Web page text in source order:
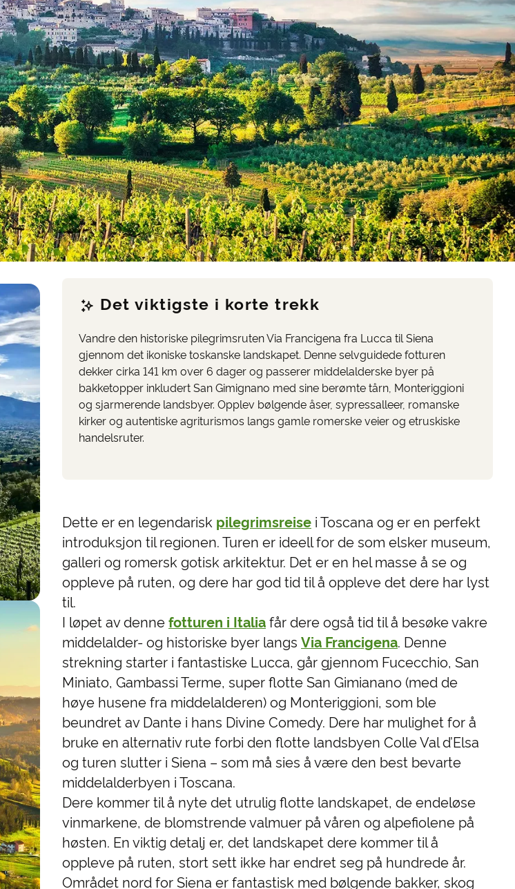
Det viktigste i korte trekk
Vandre den historiske pilegrimsruten Via Francigena fra Lucca til Siena
gjennom det ikoniske toskanske landskapet. Denne selvguidede fotturen
dekker cirka 141 km over 6 dager og passerer middelalderske byer på
bakketopper inkludert San Gimignano med sine berømte tårn, Monteriggioni
og sjarmerende landsbyer. Opplev bølgende åser, sypressalleer, romanske
kirker og autentiske agriturismos langs gamle romerske veier og etruskiske
handelsruter.
Dette er en legendarisk pilegrimsreise i Toscana og er en perfekt
introduksjon til regionen. Turen er ideell for de som elsker museum,
galleri og romersk gotisk arkitektur. Det er en hel masse å se og
oppleve på ruten, og dere har god tid til å oppleve det dere har lyst
til.
I løpet av denne fotturen i Italia får dere også tid til å besøke vakre
middelalder- og historiske byer langs Via Francigena. Denne
strekning starter i fantastiske Lucca, går gjennom Fucecchio, San
Miniato, Gambassi Terme, super flotte San Gimianano (med de
høye husene fra middelalderen) og Monteriggioni, som ble
beundret av Dante i hans Divine Comedy. Dere har mulighet for å
bruke en alternativ rute forbi den flotte landsbyen Colle Val d’Elsa
og turen slutter i Siena – som må sies å være den best bevarte
middelalderbyen i Toscana.
Dere kommer til å nyte det utrulig flotte landskapet, de endeløse
vinmarkene, de blomstrende valmuer på våren og alpefiolene på
høsten. En viktig detalj er, det landskapet dere kommer til å
oppleve på ruten, stort sett ikke har endret seg på hundrede år.
Området nord for Siena er fantastisk med bølgende bakker, skog